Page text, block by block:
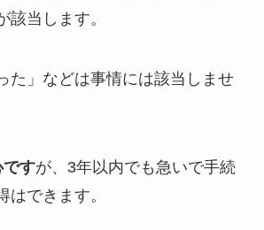
該当 します。
た」などは事情には該当しませ
ですが、3年以内でも急いで手続
はできます。